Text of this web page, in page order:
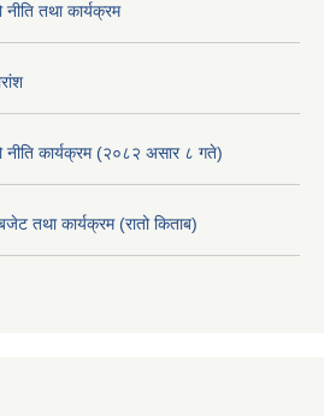
तथा कार्यक्रम
कार्यक्रम (२०८२ असार ८ गते)
तथा कार्यक्रम (रातो किताब)